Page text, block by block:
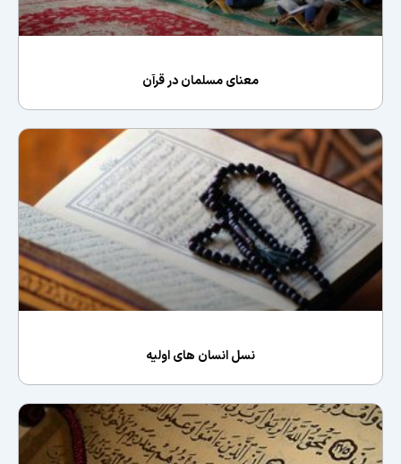
معنای مسلمان در قرآن
نسل انسان های اولیه